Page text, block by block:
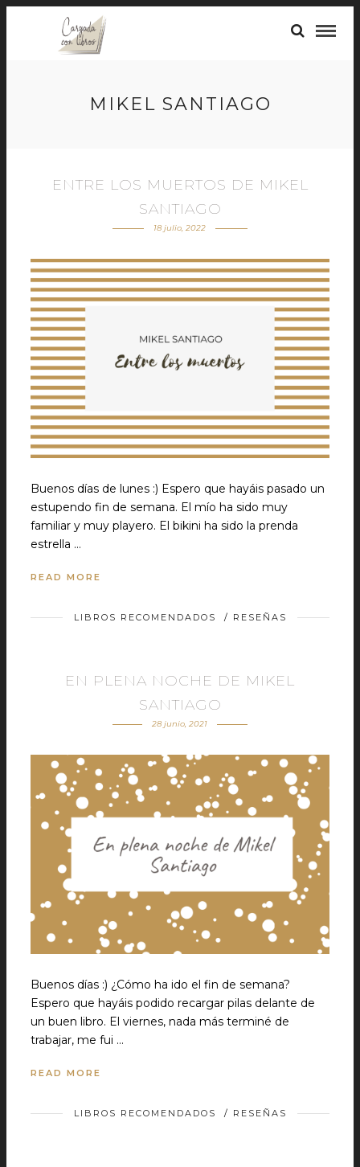
MIKEL SANTIAGO
ENTRE LOS MUERTOS DE MIKEL
SANTIAGO
18 julio, 2022
Buenos días de lunes :) Espero que hayáis pasado un
estupendo fin de semana. El mío ha sido muy
familiar y muy playero. El bikini ha sido la prenda
estrella …
READ MORE
LIBROS RECOMENDADOS / RESEÑAS
EN PLENA NOCHE DE MIKEL
SANTIAGO
28 junio, 2021
Buenos días :) ¿Cómo ha ido el fin de semana?
Espero que hayáis podido recargar pilas delante de
un buen libro. El viernes, nada más terminé de
trabajar, me fui …
READ MORE
LIBROS RECOMENDADOS / RESEÑAS